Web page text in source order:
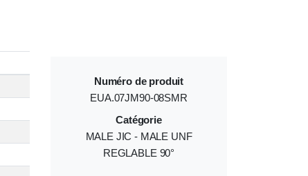
Numéro de produit
EUA.07JM90-08SMR
Catégorie
MALE JIC - MALE UNF
REGLABLE 90°